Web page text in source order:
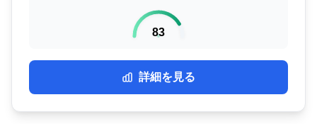
83
詳細を見る